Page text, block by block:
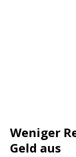
Weniger
Geld aus